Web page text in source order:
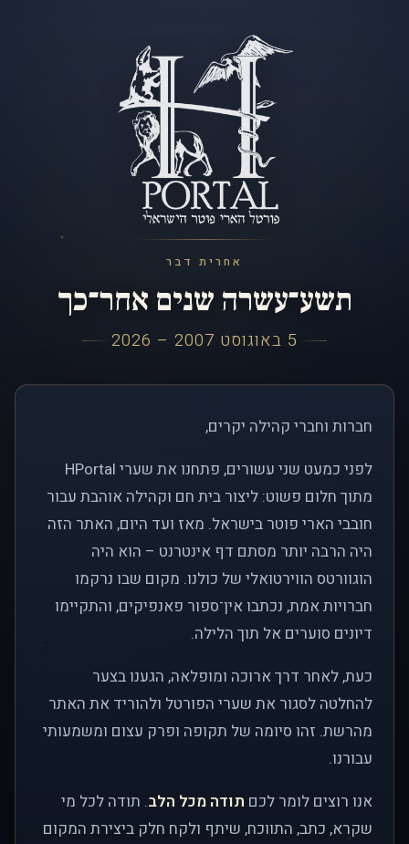
אחרית דבר
תשע־עשרה שנים אחר־כך
5 באוגוסט 2007 – 2026
חברות וחברי קהילה יקרים,
לפני כמעט שני עשורים, פתחנו את שערי HPortal
מתוך חלום פשוט: ליצור בית חם וקהילה אוהבת עבור
חובבי הארי פוטר בישראל. מאז ועד היום, האתר הזה
היה הרבה יותר מסתם דף אינטרנט – הוא היה
הוגוורטס הווירטואלי של כולנו. מקום שבו נרקמו
חברויות אמת, נכתבו אין־ספור פאנפיקים, והתקיימו
דיונים סוערים אל תוך הלילה.
כעת, לאחר דרך ארוכה ומופלאה, הגענו בצער
להחלטה לסגור את שערי הפורטל ולהוריד את האתר
מהרשת. זהו סיומה של תקופה ופרק עצום ומשמעותי
עבורנו.
אנו רוצים לומר לכם תודה מכל הלב. תודה לכל מי
שקרא, כתב, התווכח, שיתף ולקח חלק ביצירת המקום